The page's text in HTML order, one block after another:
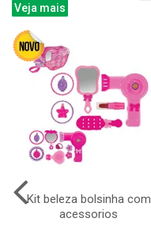
Veja mais
Kit beleza bolsinha com
acessorios